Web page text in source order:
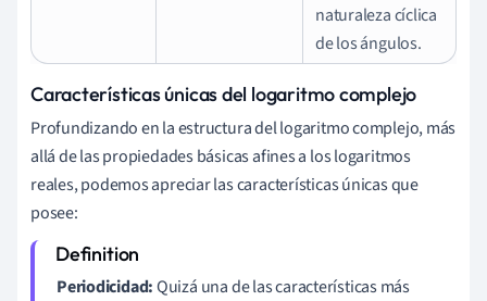
naturaleza cíclica
de los ángulos.
Características únicas del logaritmo complejo
Profundizando en la estructura del logaritmo complejo, más
allá de las propiedades básicas afines a los logaritmos
reales, podemos apreciar las características únicas que
posee:
Periodicidad:Quizá una de las características más